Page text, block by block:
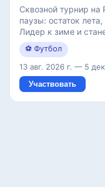
Сквозной турнир
паузы: остаток
Лидер к зиме и
⚽ Футбол
13 авг. 2026 г. — 5
Участвовать